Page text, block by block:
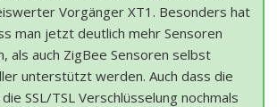
Vorgänger XT1. Besonders hat
man jetzt deutlich mehr Sensoren
als auch ZigBee Sensoren selbst
unterstützt werden. Auch dass die
SSL/TSL Verschlüsselung nochmals